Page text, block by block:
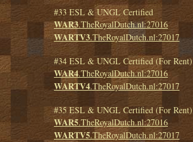
#33 ESL & UNGL Certified
WAR3.TheRoyalDutch.nl:27016
WARTV3.TheRoyalDutch.nl:27017
#34 ESL & UNGL Certified (For Rent)
WAR4.TheRoyalDutch.nl:27016
WARTV4.TheRoyalDutch.nl:27017
#35 ESL & UNGL Certified (For Rent)
WAR5.TheRoyalDutch.nl:27016
WARTV5.TheRoyalDutch.nl:27017